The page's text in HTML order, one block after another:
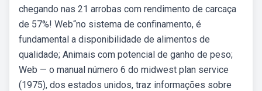
chegando nas 21 arrobas com rendimento de carcaça
de 57%! Web“no sistema de confinamento, é
fundamental a disponibilidade de alimentos de
qualidade; Animais com potencial de ganho de peso;
Web — o manual número 6 do midwest plan service
(1975), dos estados unidos, traz informações sobre